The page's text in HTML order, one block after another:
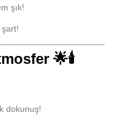
şık!
şart!
🌟🕯️
dokunuş!